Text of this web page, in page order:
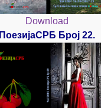
Download
ПоезијаСРБ Број 22.